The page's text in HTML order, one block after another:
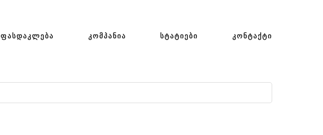
ᲤᲐᲡᲓᲐᲙᲚᲔᲑᲐ ᲙᲝᲛᲞᲐᲜᲘᲐ ᲡᲢᲐᲢᲘᲔᲑᲘ ᲙᲝᲜᲢᲐᲥᲢᲘ